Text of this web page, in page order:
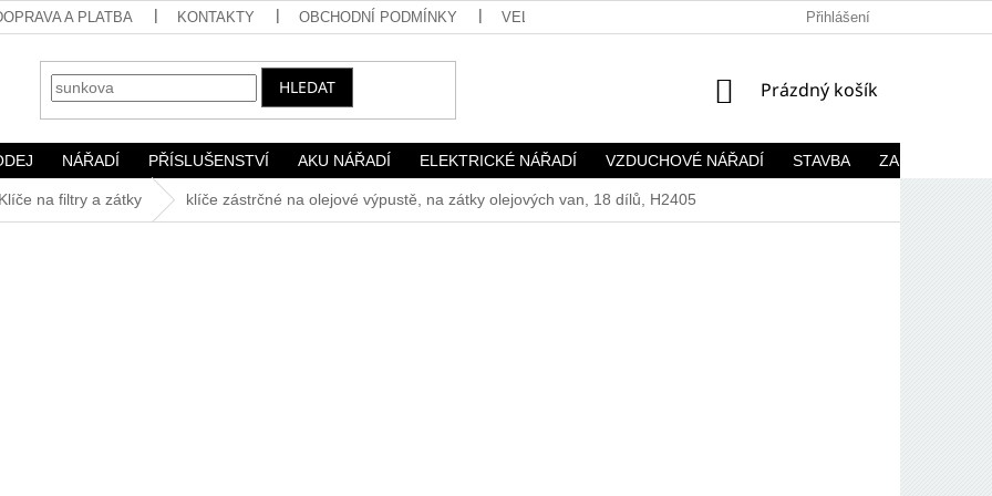
A PLATBA KONTAKTY OBCHODNÍ PODMÍNKY VELKOOBCHOD Přihlášení
HLEDAT
NÁKUPNÍ
Prázdný košík
NÁŘADÍ PŘÍSLUŠENSTVÍ AKU NÁŘADÍ ELEKTRICKÉ NÁŘADÍ VZDUCHOVÉ NÁŘADÍ STAVBA ZAHRADA
Klíče na filtry a zátky klíče zástrčné na olejové výpustě, na zátky olejových van, 18 dílů, H2405